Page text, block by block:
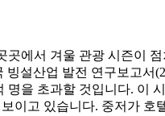
곳에서 겨울 관광 시즌이
빙설산업 발전 연구보고서
명을 초과할 것입니다. 이
이고 있습니다. 중저가